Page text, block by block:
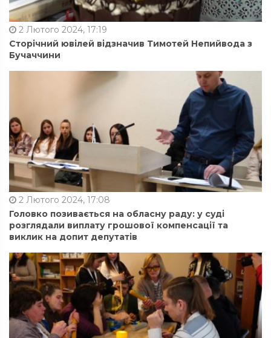
2 Лютого 2024, 17:19
Сторічний ювілей відзначив Тимотей Непийвода з
Бучаччини
2 Лютого 2024, 17:08
Головко позивається на обласну раду: у суді
розглядали виплату грошової компенсації та
виклик на допит депутатів